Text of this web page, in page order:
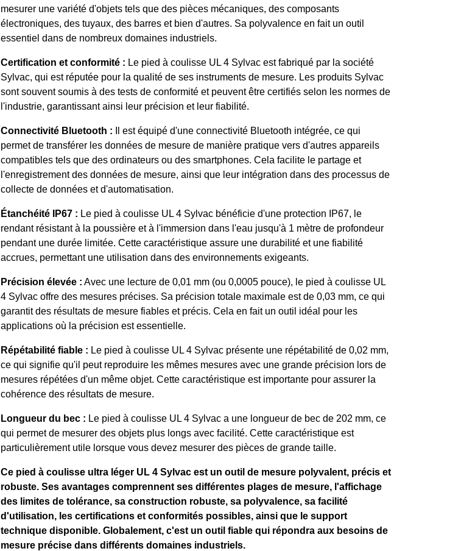
mesurer une variété d'objets tels que des pièces mécaniques, des composants
électroniques, des tuyaux, des barres et bien d'autres. Sa polyvalence en fait un outil
essentiel dans de nombreux domaines industriels.
Certification et conformité : Le pied à coulisse UL 4 Sylvac est fabriqué par la société
Sylvac, qui est réputée pour la qualité de ses instruments de mesure. Les produits Sylvac
sont souvent soumis à des tests de conformité et peuvent être certifiés selon les normes de
l'industrie, garantissant ainsi leur précision et leur fiabilité.
Connectivité Bluetooth : Il est équipé d'une connectivité Bluetooth intégrée, ce qui
permet de transférer les données de mesure de manière pratique vers d'autres appareils
compatibles tels que des ordinateurs ou des smartphones. Cela facilite le partage et
l'enregistrement des données de mesure, ainsi que leur intégration dans des processus de
collecte de données et d'automatisation.
Étanchéité IP67 : Le pied à coulisse UL 4 Sylvac bénéficie d'une protection IP67, le
rendant résistant à la poussière et à l'immersion dans l'eau jusqu'à 1 mètre de profondeur
pendant une durée limitée. Cette caractéristique assure une durabilité et une fiabilité
accrues, permettant une utilisation dans des environnements exigeants.
Précision élevée : Avec une lecture de 0,01 mm (ou 0,0005 pouce), le pied à coulisse UL
4 Sylvac offre des mesures précises. Sa précision totale maximale est de 0,03 mm, ce qui
garantit des résultats de mesure fiables et précis. Cela en fait un outil idéal pour les
applications où la précision est essentielle.
Répétabilité fiable : Le pied à coulisse UL 4 Sylvac présente une répétabilité de 0,02 mm,
ce qui signifie qu'il peut reproduire les mêmes mesures avec une grande précision lors de
mesures répétées d'un même objet. Cette caractéristique est importante pour assurer la
cohérence des résultats de mesure.
Longueur du bec : Le pied à coulisse UL 4 Sylvac a une longueur de bec de 202 mm, ce
qui permet de mesurer des objets plus longs avec facilité. Cette caractéristique est
particulièrement utile lorsque vous devez mesurer des pièces de grande taille.
Ce pied à coulisse ultra léger UL 4 Sylvac est un outil de mesure polyvalent, précis et
robuste. Ses avantages comprennent ses différentes plages de mesure, l'affichage
des limites de tolérance, sa construction robuste, sa polyvalence, sa facilité
d'utilisation, les certifications et conformités possibles, ainsi que le support
technique disponible. Globalement, c'est un outil fiable qui répondra aux besoins de
mesure précise dans différents domaines industriels.